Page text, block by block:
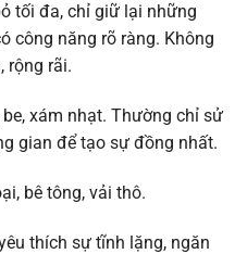
tối đa, chỉ giữ lại những
công năng rõ ràng. Không
rộng rãi.
xám nhạt. Thường chỉ sử
gian để tạo sự đồng nhất.
bê tông, vải thô.
thích sự tĩnh lặng, ngăn